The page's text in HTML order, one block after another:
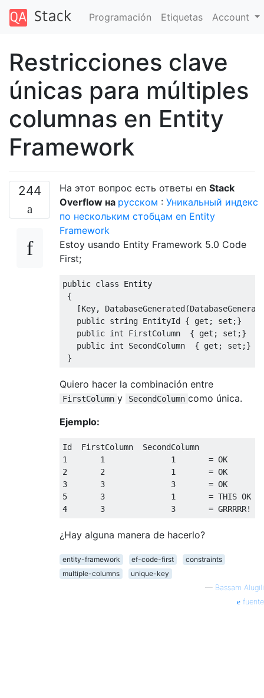
Programación Etiquetas Account
Restricciones clave
únicas para múltiples
columnas en Entity
Framework
244 На этот вопрос есть ответы en Stack
Overflow на русском : Уникальный индекс
по нескольким стобцам en Entity
Framework
Estoy usando Entity Framework 5.0 Code
First;
public class
Entity
{
[Key, DatabaseGenerated(
public string EntityId { get ; set ;}
public int FirstColumn { get ; set ;}
public int SecondColumn { get ; set ;}
}
Quiero hacer la combinación entre
FirstColumn y SecondColumn como única.
Ejemplo:
Id FirstColumn
SecondColumn
1
1 1 =
2
2 1 =
3
3 3 =
5
3 1 =
4
3 3 = GRRRRR!
¿Hay alguna manera de hacerlo?
entity-framework ef-code-first
constraints
multiple-columns
unique-key
— Bassam Alugili
fuente